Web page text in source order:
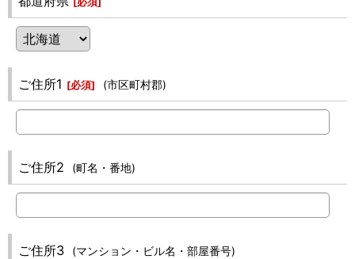
ご住所1 [必須] (市区町村郡)
ご住所2 (町名・番地)
ご住所3 (マンション・ビル名・部屋番号)